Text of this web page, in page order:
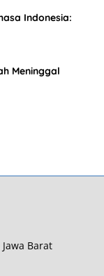
Indonesia:
Meninggal
Barat